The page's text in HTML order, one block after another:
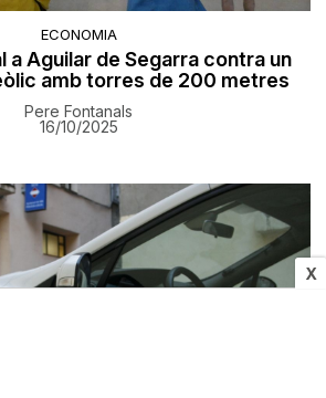
X
ECONOMIA
a Aguilar de Segarra contra un
amb torres de 200 metres
Pere Fontanals
16/10/2025